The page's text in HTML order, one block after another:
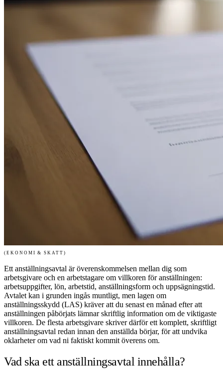
(EKONOMI & SKATT)
Ett anställningsavtal är överenskommelsen mellan dig som
arbetsgivare och en arbetstagare om villkoren för anställningen:
arbetsuppgifter, lön, arbetstid, anställningsform och uppsägningstid.
Avtalet kan i grunden ingås muntligt, men lagen om
anställningsskydd (LAS) kräver att du senast en månad efter att
anställningen påbörjats lämnar skriftlig information om de viktigaste
villkoren. De flesta arbetsgivare skriver därför ett komplett, skriftligt
anställningsavtal redan innan den anställda börjar, för att undvika
oklarheter om vad ni faktiskt kommit överens om.
Vad ska ett anställningsavtal innehålla?